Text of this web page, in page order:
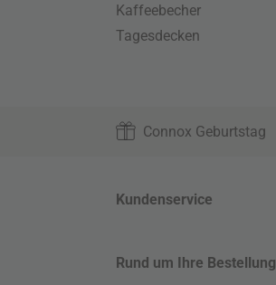
Kaffeebecher
Tagesdecken
Connox Geburtstag
Kundenservice
Rund um Ihre Bestellung